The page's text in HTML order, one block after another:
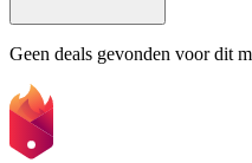
Geen deals gevonden voor dit